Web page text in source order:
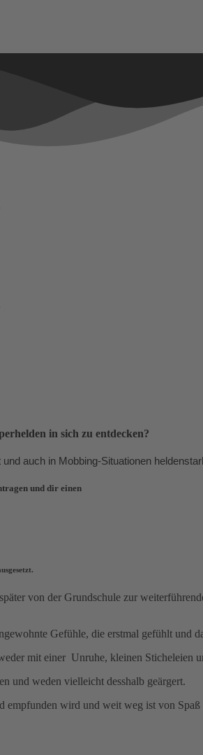
in sich zu entdecken?
auch in Mobbing-Situationen
und dir einen
von der Grundschule zur
Gefühle, die erstmal gefühlt und
mit einer Unruhe, kleinen Sticheleien
und weden vielleicht desshalb geärgert.
empfunden wird und weit weg ist von